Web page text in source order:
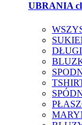
UBRANIA